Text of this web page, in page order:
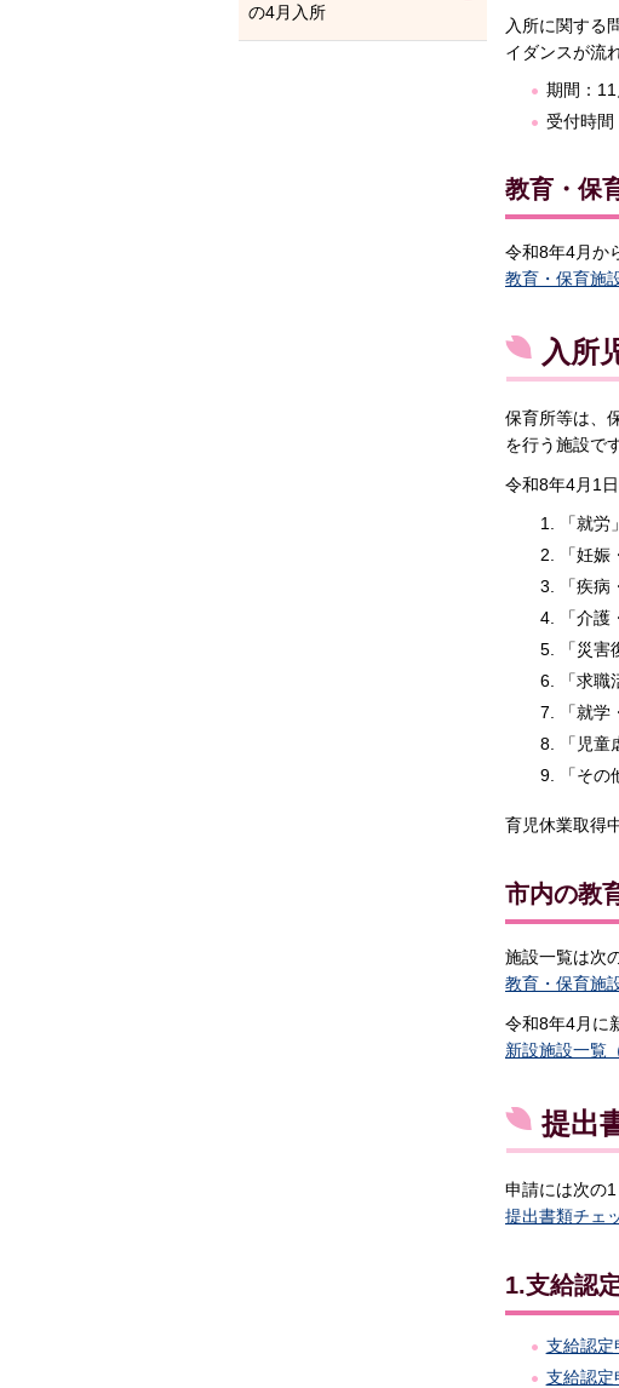
入所に関する
イダンスが流
期間：
受付時間
教育・保
令和8年4月か
教育・保育施
入所
保育所等は、
を行う施設です
令和8年4月1
「就
「妊
「疾
「介
「災
「求
「就
「児
「そ
育児休業取得
市内の教
施設一覧は次
教育・保育施
令和8年4月に
新設施設一覧
提出
申請には次の
提出書類チェ
1.支給認
支給認定
支給認定
の4月入所